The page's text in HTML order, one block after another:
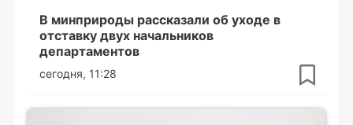
В минприроды рассказали об уходе в
отставку двух начальников
департаментов
сегодня, 11:28